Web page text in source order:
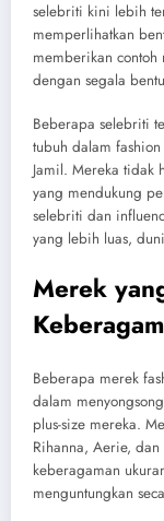
selebriti kini lebih
memperlihatkan
memberikan
dengan segala
Beberapa selebriti
tubuh dalam
Jamil. Mereka tidak
yang mendukung
selebriti dan
yang lebih luas,
Merek
Beberapa merek
dalam
plus-size mereka.
Rihanna, Aerie, dan
keberagaman
menguntungkan